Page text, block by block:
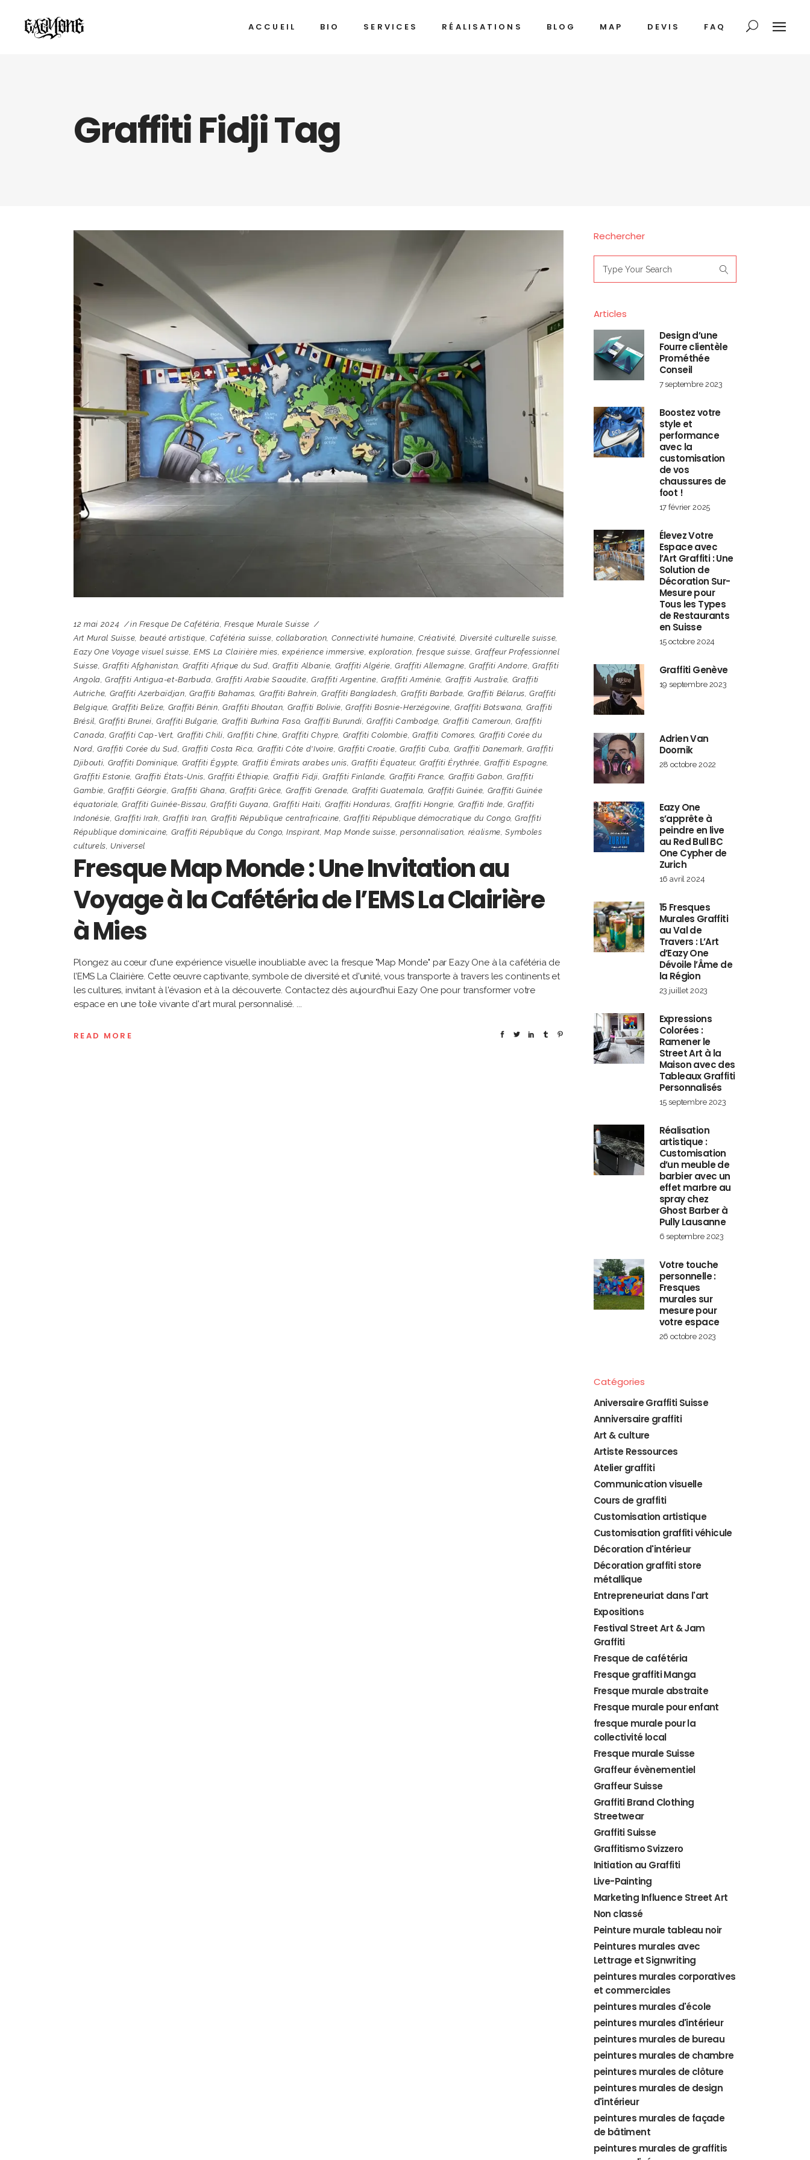
ACCUEIL BIO SERVICES RÉALISATIONS BLOG MAP DEVIS FAQ
Graffiti Fidji Tag
12 mai 2024 in Fresque De Cafétéria,Fresque Murale Suisse
Art Mural Suisse, beauté artistique,Cafétéria suisse, collaboration, Connectivité humaine, Créativité, Diversité culturelle suisse,
Eazy One Voyage visuel suisse,EMS La Clairière mies,expérience immersive,exploration, fresque suisse,Graffeur Professionnel
Suisse,Graffiti Afghanistan, Graffiti Afrique du Sud, Graffiti Albanie, Graffiti Algérie,Graffiti Allemagne,Graffiti Andorre, Graffiti
Angola,Graffiti Antigua-et-Barbuda,Graffiti Arabie Saoudite,Graffiti Argentine,Graffiti Arménie, Graffiti Australie, Graffiti
Autriche, Graffiti Azerbaïdjan, Graffiti Bahamas, Graffiti Bahreïn,Graffiti Bangladesh, Graffiti Barbade, Graffiti Bélarus,Graffiti
Belgique, Graffiti Belize, Graffiti Bénin,Graffiti Bhoutan, Graffiti Bolivie,Graffiti Bosnie-Herzégovine,Graffiti Botswana, Graffiti
Brésil,Graffiti Brunei,Graffiti Bulgarie, Graffiti Burkina Faso, Graffiti Burundi,Graffiti Cambodge, Graffiti Cameroun,Graffiti
Canada,Graffiti Cap-Vert, Graffiti Chili,Graffiti Chine,Graffiti Chypre, Graffiti Colombie, Graffiti Comores, Graffiti Corée du
Nord, Graffiti Corée du Sud, Graffiti Costa Rica, Graffiti Côte d'Ivoire,Graffiti Croatie, Graffiti Cuba, Graffiti Danemark,Graffiti
Djibouti, Graffiti Dominique, Graffiti Égypte, Graffiti Émirats arabes unis,Graffiti Équateur, Graffiti Érythrée, Graffiti Espagne,
Graffiti Estonie, Graffiti États-Unis,Graffiti Éthiopie, Graffiti Fidji,Graffiti Finlande, Graffiti France, Graffiti Gabon,Graffiti
Gambie,Graffiti Géorgie, Graffiti Ghana,Graffiti Grèce, Graffiti Grenade, Graffiti Guatemala, Graffiti Guinée, Graffiti Guinée
équatoriale,Graffiti Guinée-Bissau,Graffiti Guyana,Graffiti Haïti, Graffiti Honduras, Graffiti Hongrie, Graffiti Inde,Graffiti
Indonésie,Graffiti Irak, Graffiti Iran, Graffiti République centrafricaine,Graffiti République démocratique du Congo,Graffiti
République dominicaine, Graffiti République du Congo,Inspirant,Map Monde suisse,personnalisation, réalisme,Symboles
culturels, Universel
Fresque Map Monde : Une Invitation au
Voyage à la Cafétéria de l’EMS La Clairière
à Mies
Plongez au cœur d'une expérience visuelle inoubliable avec la fresque "Map Monde" par Eazy One à la cafétéria de
l’EMS La Clairière. Cette œuvre captivante, symbole de diversité et d'unité, vous transporte à travers les continents et
les cultures, invitant à l'évasion et à la découverte. Contactez dès aujourd’hui Eazy One pour transformer votre
espace en une toile vivante d'art mural personnalisé.
READ MORE
Rechercher
for:
Articles
Design d’une
Fourre clientèle
Prométhée
Conseil
7 septembre 2023
Boostez votre
style et
performance
avec la
customisation
de vos
chaussures de
foot !
17 février 2025
Élevez Votre
Espace avec
l’Art Graffiti : Une
Solution de
Décoration Sur-
Mesure pour
Tous les Types
de Restaurants
en Suisse
15 octobre 2024
Graffiti Genève
19 septembre 2023
Adrien Van
Doornik
28 octobre 2022
Eazy One
s’apprête à
peindre en live
au Red Bull BC
One Cypher de
Zurich
16 avril 2024
15 Fresques
Murales Graffiti
au Val de
Travers : L’Art
d’Eazy One
Dévoile l’Âme de
la Région
23 juillet 2023
Expressions
Colorées :
Ramener le
Street Art à la
Maison avec des
Tableaux Graffiti
Personnalisés
15 septembre 2023
Réalisation
artistique :
Customisation
d’un meuble de
barbier avec un
effet marbre au
spray chez
Ghost Barber à
Pully Lausanne
6 septembre 2023
Votre touche
personnelle :
Fresques
murales sur
mesure pour
votre espace
26 octobre 2023
Catégories
Aniversaire Graffiti Suisse
Anniversaire graffiti
Art & culture
Artiste Ressources
Atelier graffiti
Communication visuelle
Cours de graffiti
Customisation artistique
Customisation graffiti véhicule
Décoration d'intérieur
Décoration graffiti store
métallique
Entrepreneuriat dans l'art
Expositions
Festival Street Art & Jam
Graffiti
Fresque de cafétéria
Fresque graffiti Manga
Fresque murale abstraite
Fresque murale pour enfant
fresque murale pour la
collectivité local
Fresque murale Suisse
Graffeur évènementiel
Graffeur Suisse
Graffiti Brand Clothing
Streetwear
Graffiti Suisse
Graffitismo Svizzero
Initiation au Graffiti
Live-Painting
Marketing Influence Street Art
Non classé
Peinture murale tableau noir
Peintures murales avec
Lettrage et Signwriting
peintures murales corporatives
et commerciales
peintures murales d'école
peintures murales d'intérieur
peintures murales de bureau
peintures murales de chambre
peintures murales de clôture
peintures murales de design
d'intérieur
peintures murales de façade
de bâtiment
peintures murales de graffitis